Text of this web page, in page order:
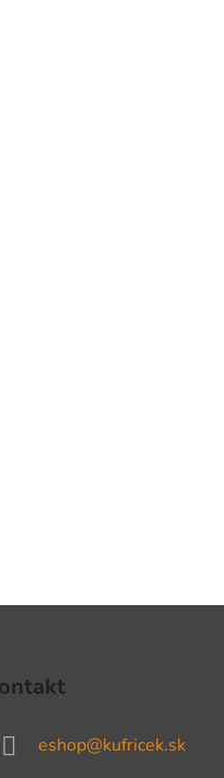
eshop@kufricek.sk